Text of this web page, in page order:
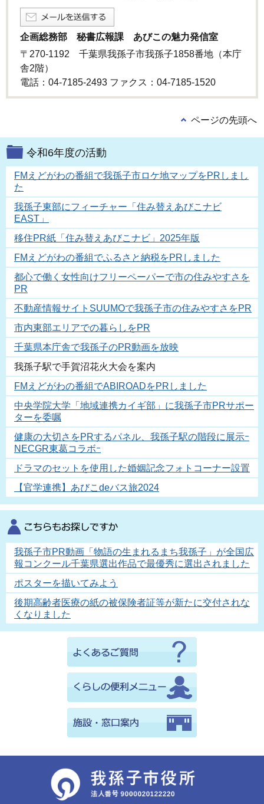
企画総務部 秘書広報課 あびこの魅力発信室
〒270-1192 千葉県我孫子市我孫子1858番地（本庁
舎2階）
電話：04-7185-2493 ファクス：04-7185‐1520
ページの先頭へ
令和6年度の活動
FMえどがわの番組で我孫子市ロケ地マップをPRしまし
た
我孫子東部にフィーチャー「住み替えあびこナビ
EAST」
移住PR紙「住み替えあびこナビ」2025年版
FMえどがわの番組でふるさと納税をPRしました
都心で働く女性向けフリーペーパーで市の住みやすさを
PR
不動産情報サイトSUUMOで我孫子市の住みやすさをPR
市内東部エリアでの暮らしをPR
千葉県本庁舎で我孫子のPR動画を放映
我孫子駅で手賀沼花火大会を案内
FMえどがわの番組でABIROADをPRしました
中央学院大学「地域連携カイギ部」に我孫子市PRサポー
ターを委嘱
健康の大切さをPRするパネル、我孫子駅の階段に展示ｰ
NECGR東葛コラボｰ
ドラマのセットを使用した婚姻記念フォトコーナー設置
【官学連携】あびこdeバス旅2024
我孫子市PR動画「物語の生まれるまち我孫子」が全国広
報コンクール千葉県選出作品で最優秀に選出されました
ポスターを描いてみよう
後期高齢者医療の紙の被保険者証等が新たに交付されな
くなりました